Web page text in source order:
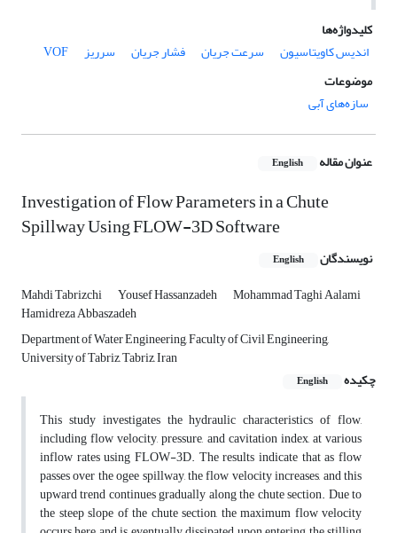
کلیدواژه‌ها
اندیس کاویتاسیون
سرعت جریان فشار جریان سرریز
VOF
موضوعات
سازه‌های آبی
عنوان مقاله English
Investigation of Flow Parameters in a Chute
Spillway Using FLOW-3D Software
نویسندگان English
Mahdi Tabrizchi Yousef Hassanzadeh Mohammad Taghi Aalami
Hamidreza Abbaszadeh
Department of Water Engineering, Faculty of Civil Engineering,
University of Tabriz, Tabriz, Iran
چکیده
English
This study investigates the hydraulic characteristics of flow,
including flow velocity, pressure, and cavitation index, at various
inflow rates using FLOW-3D. The results indicate that as flow
passes over the ogee spillway, the flow velocity increases, and this
upward trend continues gradually along the chute section. Due to
the steep slope of the chute section, the maximum flow velocity